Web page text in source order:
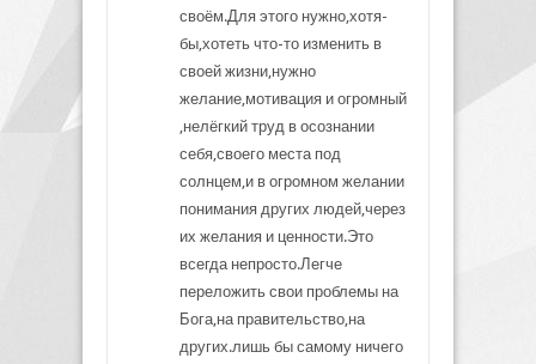
своём.Для этого нужно,хотя-
бы,хотеть что-то изменить в
своей жизни,нужно
желание,мотивация и огромный
,нелёгкий труд в осознании
себя,своего места под
солнцем,и в огромном желании
понимания других людей,через
их желания и ценности.Это
всегда непросто.Легче
переложить свои проблемы на
Бога,на правительство,на
других.лишь бы самому ничего